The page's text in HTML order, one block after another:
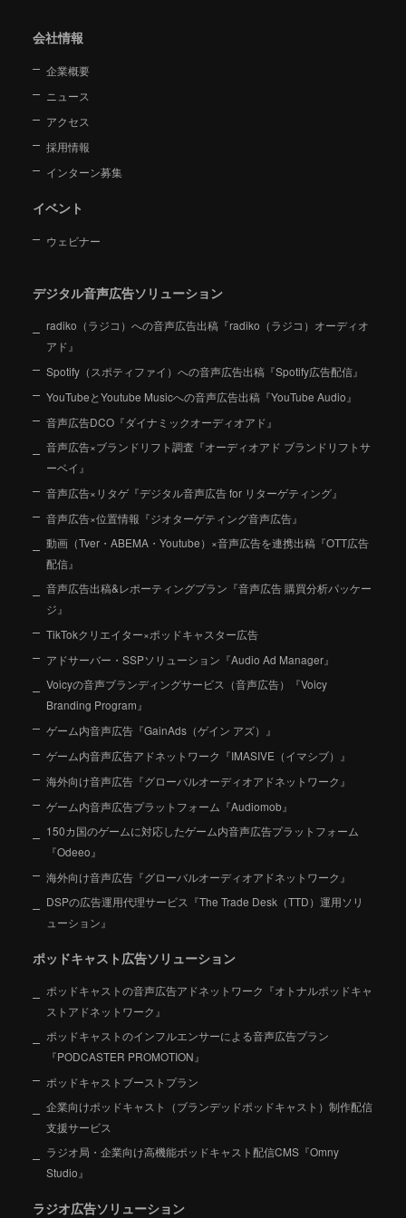
会社情報
企業概要
ニュース
アクセス
採用情報
インターン募集
イベント
ウェビナー
デジタル音声広告ソリューション
radiko（ラジコ）への音声広告出稿『radiko（ラジコ）オーディオ
アド』
Spotify（スポティファイ）への音声広告出稿『Spotify広告配信』
YouTubeとYoutube Musicへの音声広告出稿『YouTube Audio』
音声広告DCO『ダイナミックオーディオアド』
音声広告×ブランドリフト調査『オーディオアド ブランドリフトサ
ーベイ』
音声広告×リタゲ『デジタル音声広告 for リターゲティング』
音声広告×位置情報『ジオターゲティング音声広告』
動画（Tver・ABEMA・Youtube）×音声広告を連携出稿『OTT広告
配信』
音声広告出稿&レポーティングプラン『音声広告 購買分析パッケー
ジ』
TikTokクリエイター×ポッドキャスター広告
アドサーバー・SSPソリューション『Audio Ad Manager』
Voicyの音声ブランディングサービス（音声広告）『Voicy
Branding Program』
ゲーム内音声広告『GainAds（ゲイン アズ）』
ゲーム内音声広告アドネットワーク『IMASIVE（イマシブ）』
海外向け音声広告『グローバルオーディオアドネットワーク』
ゲーム内音声広告プラットフォーム『Audiomob』
150カ国のゲームに対応したゲーム内音声広告プラットフォーム
『Odeeo』
海外向け音声広告『グローバルオーディオアドネットワーク』
DSPの広告運用代理サービス『The Trade Desk（TTD）運用ソリ
ューション』
ポッドキャスト広告ソリューション
ポッドキャストの音声広告アドネットワーク『オトナルポッドキャ
ストアドネットワーク』
ポッドキャストのインフルエンサーによる音声広告プラン
『PODCASTER PROMOTION』
ポッドキャストブーストプラン
企業向けポッドキャスト（ブランデッドポッドキャスト）制作配信
支援サービス
ラジオ局・企業向け高機能ポッドキャスト配信CMS『Omny
Studio』
ラジオ広告ソリューション